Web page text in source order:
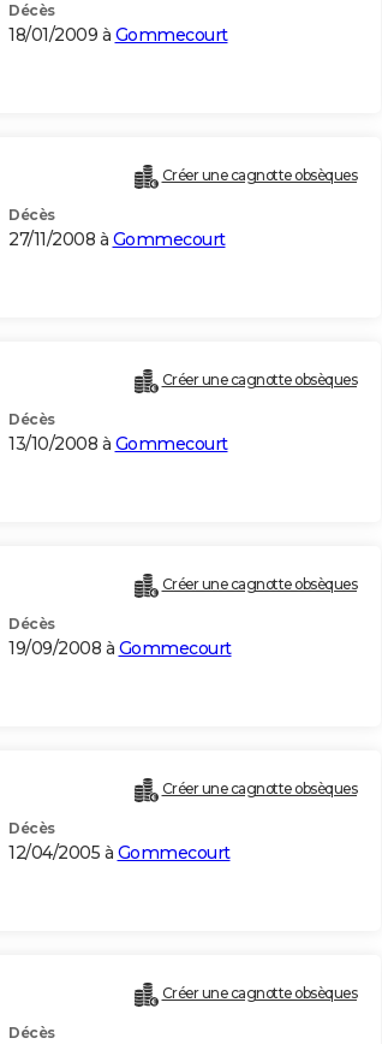
Décès
18/01/2009 à Gommecourt
Créer une cagnotte obsèques
Décès
27/11/2008 à Gommecourt
Créer une cagnotte obsèques
Décès
13/10/2008 à Gommecourt
Créer une cagnotte obsèques
Décès
19/09/2008 à Gommecourt
Créer une cagnotte obsèques
Décès
12/04/2005 à Gommecourt
Créer une cagnotte obsèques
Décès